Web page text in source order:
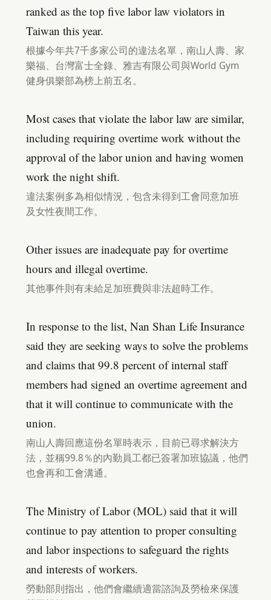
ranked as the top five labor law violators in
Taiwan this year.
根據今年共7千多家公司的違法名單，南山人壽、家
樂福、台灣富士全錄、雅吉有限公司與World Gym
健身俱樂部為榜上前五名。
Most cases that violate the labor law are similar,
including requiring overtime work without the
approval of the labor union and having women
work the night shift.
違法案例多為相似情況，包含未得到工會同意加班
及女性夜間工作。
Other issues are inadequate pay for overtime
hours and illegal overtime.
其他事件則有未給足加班費與非法超時工作。
In response to the list, Nan Shan Life Insurance
said they are seeking ways to solve the problems
and claims that 99.8 percent of internal staff
members had signed an overtime agreement and
that it will continue to communicate with the
union.
南山人壽回應這份名單時表示，目前已尋求解決方
法，並稱99.8％的內勤員工都已簽署加班協議，他們
也會再和工會溝通。
The Ministry of Labor (MOL) said that it will
continue to pay attention to proper consulting
and labor inspections to safeguard the rights
and interests of workers.
勞動部則指出，他們會繼續適當諮詢及勞檢來保護